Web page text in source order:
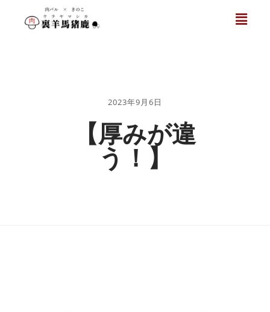
2023年9月6日
【厚みが違
う！】